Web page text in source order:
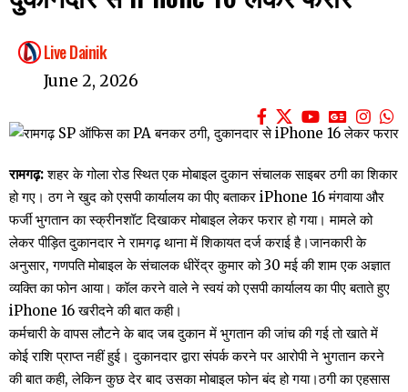
Live Dainik
June 2, 2026
रामगढ़:शहर के गोला रोड स्थित एक मोबाइल दुकान संचालक साइबर ठगी का शिकार
हो गए। ठग ने खुद को एसपी कार्यालय का पीए बताकर iPhone 16 मंगवाया और
फर्जी भुगतान का स्क्रीनशॉट दिखाकर मोबाइल लेकर फरार हो गया। मामले को
लेकर पीड़ित दुकानदार ने रामगढ़ थाना में शिकायत दर्ज कराई है।जानकारी के
अनुसार, गणपति मोबाइल के संचालक धीरेंद्र कुमार को 30 मई की शाम एक अज्ञात
व्यक्ति का फोन आया। कॉल करने वाले ने स्वयं को एसपी कार्यालय का पीए बताते हुए
iPhone 16 खरीदने की बात कही।
कर्मचारी के वापस लौटने के बाद जब दुकान में भुगतान की जांच की गई तो खाते में
कोई राशि प्राप्त नहीं हुई। दुकानदार द्वारा संपर्क करने पर आरोपी ने भुगतान करने
की बात कही, लेकिन कुछ देर बाद उसका मोबाइल फोन बंद हो गया।ठगी का एहसास